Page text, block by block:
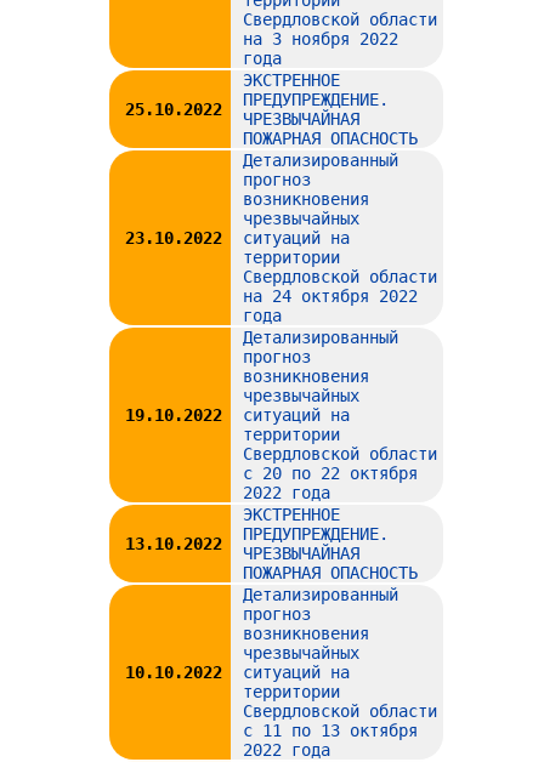
Свердловской области
на 3 ноября 2022
года
25.10.2022
ЭКСТРЕННОЕ
ПРЕДУПРЕЖДЕНИЕ.
ЧРЕЗВЫЧАЙНАЯ
ПОЖАРНАЯ ОПАСНОСТЬ
23.10.2022
Детализированный
прогноз
возникновения
чрезвычайных
ситуаций на
территории
Свердловской области
на 24 октября 2022
года
19.10.2022
Детализированный
прогноз
возникновения
чрезвычайных
ситуаций на
территории
Свердловской области
с 20 по 22 октября
2022 года
13.10.2022
ЭКСТРЕННОЕ
ПРЕДУПРЕЖДЕНИЕ.
ЧРЕЗВЫЧАЙНАЯ
ПОЖАРНАЯ ОПАСНОСТЬ
10.10.2022
Детализированный
прогноз
возникновения
чрезвычайных
ситуаций на
территории
Свердловской области
с 11 по 13 октября
2022 года